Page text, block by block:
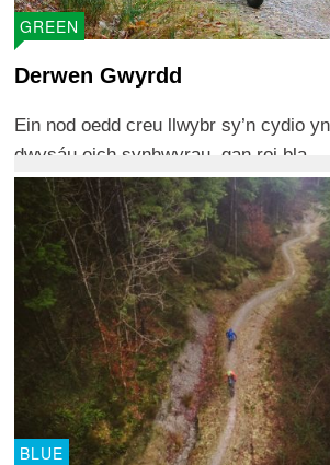
GREEN
Derwen Gwyrdd
Ein nod oedd creu llwybr sy’n cydio
dwysáu eich synhwyrau, gan roi bla ...
BLUE